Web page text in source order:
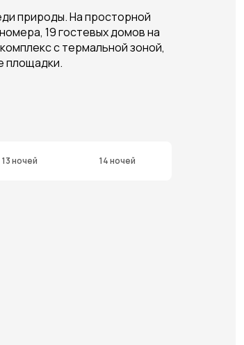
природы. На просторной
19 гостевых домов на
с термальной зоной,
площадки.
13 ночей 14 ночей